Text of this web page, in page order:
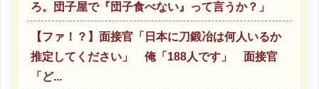
ろ。団子屋で『団子食べない』って言うか？」
【ファ！？】面接官「日本に刀鍛冶は何人いるか
推定してください」 俺「188人です」 面接官
「ど...